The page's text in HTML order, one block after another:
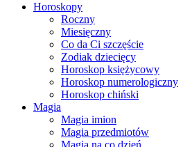
Horoskopy
Roczny
Miesięczny
Co da Ci szczęście
Zodiak dziecięcy
Horoskop księżycowy
Horoskop numerologiczny
Horoskop chiński
Magia
Magia imion
Magia przedmiotów
Magia na co dzień